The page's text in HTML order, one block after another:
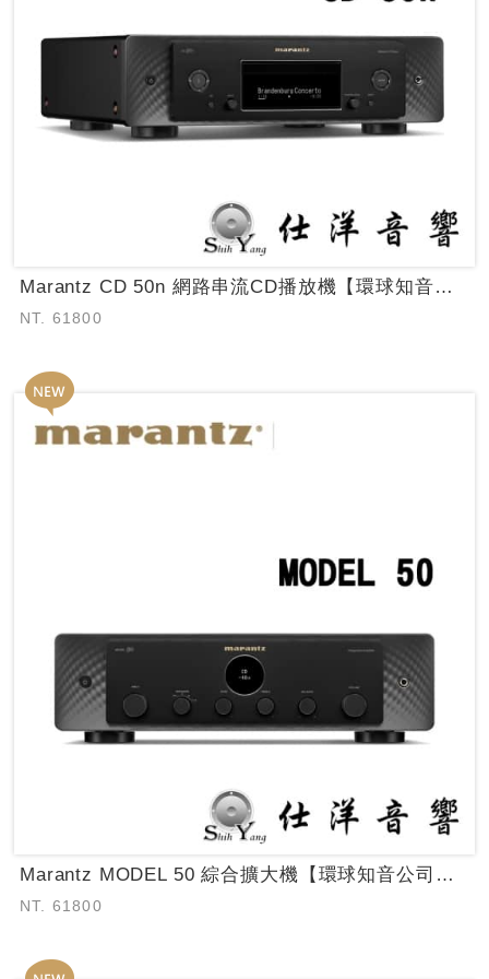
Marantz CD 50n 網路串流CD播放機【環球知音公司貨保固】
NT. 61800
Marantz MODEL 50 綜合擴大機【環球知音公司貨保固】
NT. 61800